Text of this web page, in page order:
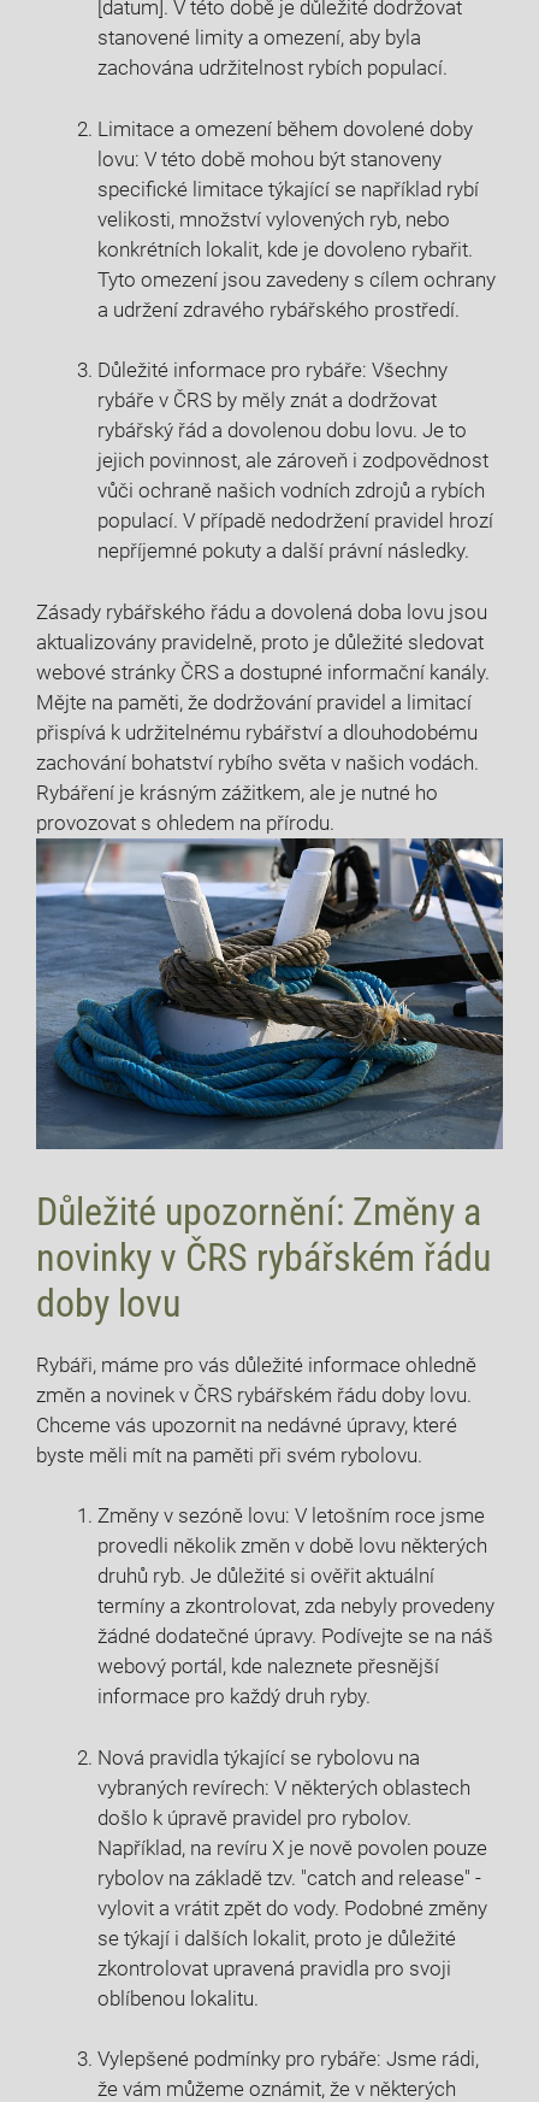
[datum]. V‌ této době je‌ důležité dodržovat
stanovené limity a omezení, aby byla
zachována udržitelnost rybích ‌populací.
Limitace ⁣a omezení během dovolené doby
lovu: ⁣V této⁤ době mohou být stanoveny
specifické⁣ limitace‍ týkající⁣ se například‍ rybí
velikosti, množství vylovených ryb, nebo
konkrétních lokalit, kde ‌je dovoleno rybařit.
Tyto omezení jsou zavedeny ⁣s cílem‍ ochrany
a udržení zdravého‌ rybářského prostředí. ⁤
Důležité informace pro rybáře:‍ Všechny ​
rybáře v ČRS⁤ by měly znát a dodržovat
rybářský‍ řád a dovolenou dobu lovu. Je to
jejich⁤ povinnost, ale zároveň i zodpovědnost
vůči ochraně našich vodních zdrojů a ⁣rybích
populací. V případě ⁤nedodržení pravidel hrozí
nepříjemné pokuty⁣ a další právní následky.
Zásady rybářského řádu a dovolená doba lovu⁣ jsou‌
aktualizovány ​pravidelně, proto je důležité sledovat⁣
webové‌ stránky ČRS ​a dostupné informační ⁣kanály.
Mějte na paměti, že ⁤dodržování ⁤pravidel a limitací
přispívá k udržitelnému rybářství ‍a dlouhodobému
zachování bohatství rybího světa v ‌našich vodách.
Rybáření je‌ krásným ⁣zážitkem, ale je nutné ho ​
provozovat s ohledem ⁢na‌ přírodu.
Důležité upozornění: Změny a
novinky v ČRS rybářském řádu
doby‍ lovu
Rybáři, máme ⁢pro ⁢vás‍ důležité informace ohledně
změn a novinek v⁤ ČRS rybářském řádu​ doby lovu.‌
Chceme vás ‌upozornit na ⁣nedávné úpravy,⁢ které‍
byste měli mít na⁤ paměti při svém ⁣rybolovu.‌
Změny v⁢ sezóně‍ lovu: V letošním roce jsme ​
provedli několik změn v‍ době lovu některých
‍druhů ryb. Je důležité si ‍ověřit aktuální ​
termíny a ‌zkontrolovat, zda⁣ nebyly provedeny​
žádné ⁣dodatečné ​úpravy. Podívejte se na náš
webový portál, kde naleznete přesnější​
informace ⁢pro⁤ každý druh ryby.
Nová ‌pravidla⁣ týkající⁣ se rybolovu na
vybraných⁢ revírech: V‍ některých oblastech​
došlo k‌ úpravě pravidel ⁤pro⁤ rybolov.
Například, ⁤na revíru X je nově povolen pouze⁤
rybolov na⁢ základě‍ tzv. "catch and release" -​
vylovit a vrátit zpět do vody. Podobné změny
se​ týkají ‍i dalších lokalit, proto je důležité
zkontrolovat upravená pravidla pro svoji
oblíbenou⁤ lokalitu.
Vylepšené podmínky‍ pro rybáře: Jsme⁤ rádi,
že vám ⁤můžeme oznámit, že v‍ některých